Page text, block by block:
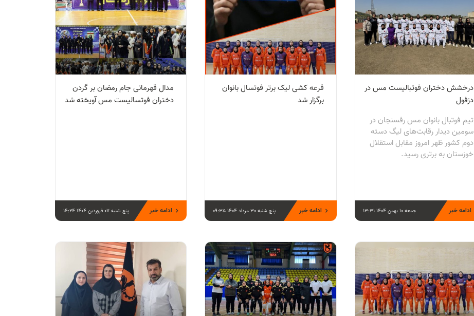
درخشش دختران فوتبالیست مس در
دزفول
تیم فوتبال بانوان مس رفسنجان در
سومین دیدار رقابت‌های لیگ دسته
دوم کشور ظهر امروز مقابل استقلال
خوزستان به برتری رسید.
جمعه 10 بهمن 1404 13:31 ادامه خبر
قرعه کشی لیک برتر فوتسال بانوان
برگزار شد
پنج شنبه 30 مرداد 1404 09:35 ادامه خبر
مدال قهرمانی جام رمضان بر گردن
دختران فوتسالیست مس آویخته شد
پنج شنبه 07 فروردین 1404 14:24 ادامه خبر